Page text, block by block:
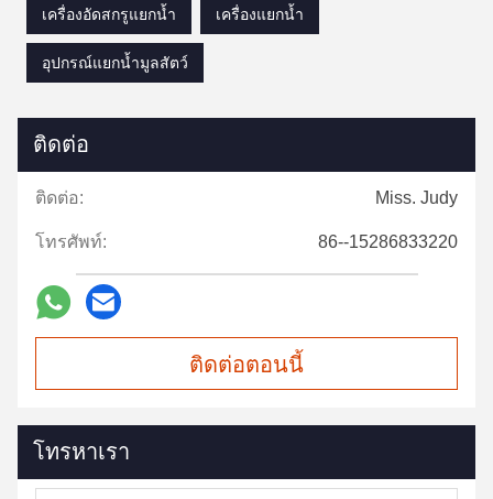
เครื่องอัดสกรูแยกน้ำ เครื่องแยกน้ำ
อุปกรณ์แยกน้ำมูลสัตว์
ติดต่อ
ติดต่อ: Miss. Judy
โทรศัพท์: 86--15286833220
ติดต่อตอนนี้
โทรหาเรา